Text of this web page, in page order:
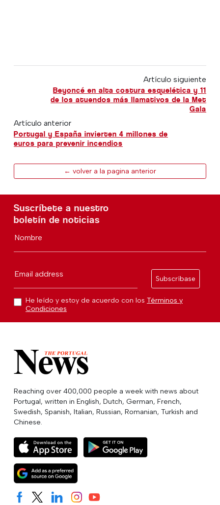
Artículo siguiente
Beyoncé en alta costura esquelética y 11
de los atuendos más llamativos de la Met
Gala
Artículo anterior
Portugal y España invierten 4 millones de
euros para prevenir incendios
← volver a la pagina anterior
Suscríbete a nuestro
boletín de noticias
Nombre
Email address
Subscríbase
He leído y estoy de acuerdo con los Términos y
Condiciones
Reaching over 400,000 people a week with news about
Portugal, written in English, Dutch, German, French,
Swedish, Spanish, Italian, Russian, Romanian, Turkish and
Chinese.